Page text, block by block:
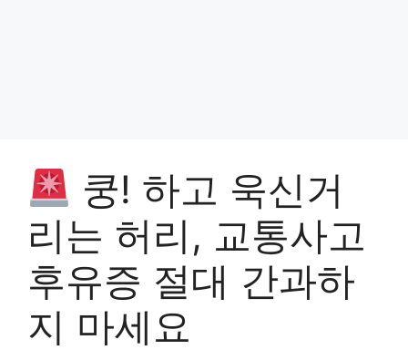
쿵! 하고 욱신거
리는 허리, 교통사고
후유증 절대 간과하
지 마세요